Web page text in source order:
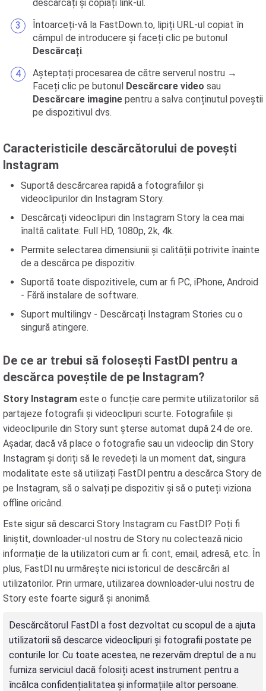
descărcați și copiați link-ul.
Întoarceți-vă la FastDown.to, lipiți URL-ul copiat în
câmpul de introducere și faceți clic pe butonul
Descărcați.
Așteptați procesarea de către serverul nostru →
Faceți clic pe butonul Descărcare video sau
Descărcare imagine pentru a salva conținutul poveștii
pe dispozitivul dvs.
Caracteristicile descărcătorului de povești
Instagram
Suportă descărcarea rapidă a fotografiilor și
videoclipurilor din Instagram Story.
Descărcați videoclipuri din Instagram Story la cea mai
înaltă calitate: Full HD, 1080p, 2k, 4k.
Permite selectarea dimensiunii și calității potrivite înainte
de a descărca pe dispozitiv.
Suportă toate dispozitivele, cum ar fi PC, iPhone, Android
- Fără instalare de software.
Suport multilingv - Descărcați Instagram Stories cu o
singură atingere.
De ce ar trebui să folosești FastDl pentru a
descărca poveștile de pe Instagram?
Story Instagram este o funcție care permite utilizatorilor să
partajeze fotografii și videoclipuri scurte. Fotografiile și
videoclipurile din Story sunt șterse automat după 24 de ore.
Așadar, dacă vă place o fotografie sau un videoclip din Story
Instagram și doriți să le revedeți la un moment dat, singura
modalitate este să utilizați FastDl pentru a descărca Story de
pe Instagram, să o salvați pe dispozitiv și să o puteți viziona
offline oricând.
Este sigur să descarci Story Instagram cu FastDl? Poți fi
liniștit, downloader-ul nostru de Story nu colectează nicio
informație de la utilizatori cum ar fi: cont, email, adresă, etc. În
plus, FastDl nu urmărește nici istoricul de descărcări al
utilizatorilor. Prin urmare, utilizarea downloader-ului nostru de
Story este foarte sigură și anonimă.
Descărcătorul FastDl a fost dezvoltat cu scopul de a ajuta
utilizatorii să descarce videoclipuri și fotografii postate pe
conturile lor. Cu toate acestea, ne rezervăm dreptul de a nu
furniza serviciul dacă folosiți acest instrument pentru a
încălca confidențialitatea și informațiile altor persoane.